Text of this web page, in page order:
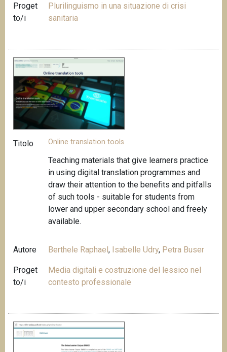
Proget
to/i
Plurilinguismo in una situazione di crisi
sanitaria
Titolo Online translation tools
Teaching materials that give learners practice
in using digital translation programmes and
draw their attention to the benefits and pitfalls
of such tools - suitable for students from
lower and upper secondary school and freely
available.
Autore Berthele Raphael, Isabelle Udry, Petra Buser
Proget
to/i
Media digitali e costruzione del lessico nel
contesto professionale